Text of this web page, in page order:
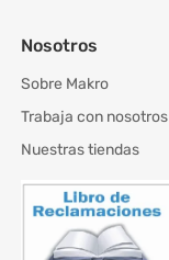
Nosotros
Sobre Makro
Trabaja con nosotros
Nuestras tiendas